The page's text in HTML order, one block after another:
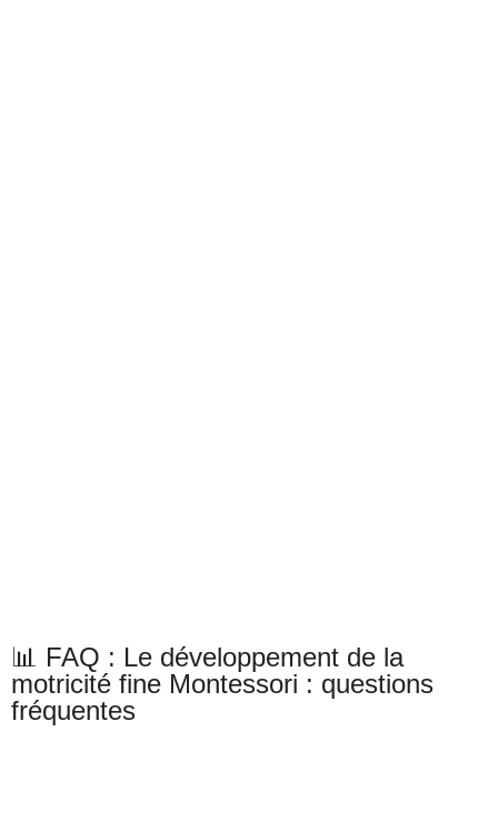
📊 FAQ : Le développement de la
motricité fine Montessori : questions
fréquentes